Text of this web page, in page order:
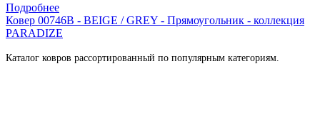
Подробнее
Ковер 00746B - BEIGE / GREY - Прямоугольник - коллекция
PARADIZE
Каталог ковров рассортированный по популярным категориям.